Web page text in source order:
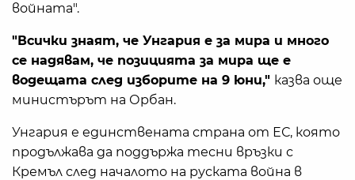
войната".
"Всички знаят, че Унгария е за мира и много
се надявам, че позицията за мира ще е
водещата след изборите на 9 юни," казва още
министърът на Орбан.
Унгария е единствената страна от ЕС, която
продължава да поддържа тесни връзки с
Кремъл след началото на руската война в